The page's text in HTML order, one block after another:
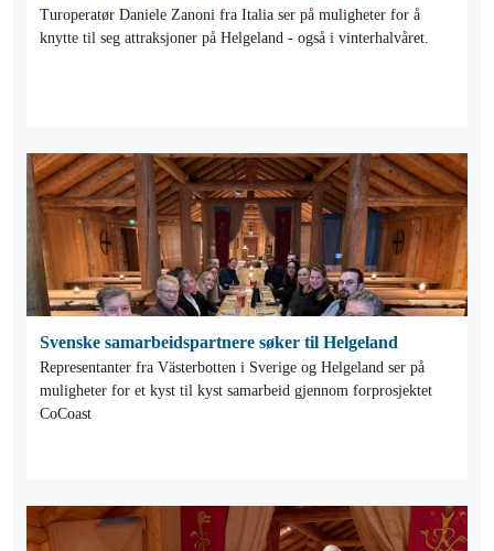
Turoperatør Daniele Zanoni fra Italia ser på muligheter for å
knytte til seg attraksjoner på Helgeland - også i vinterhalvåret.
Svenske samarbeidspartnere søker til Helgeland
Representanter fra Västerbotten i Sverige og Helgeland ser på
muligheter for et kyst til kyst samarbeid gjennom forprosjektet
CoCoast